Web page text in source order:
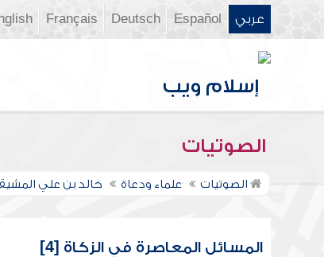
عربي Español
Deutsch
Français
الصوتيات
الصوتيات علماء ودعاة خالد بن علي
المسائل المعاصرة في الزكاة [4]